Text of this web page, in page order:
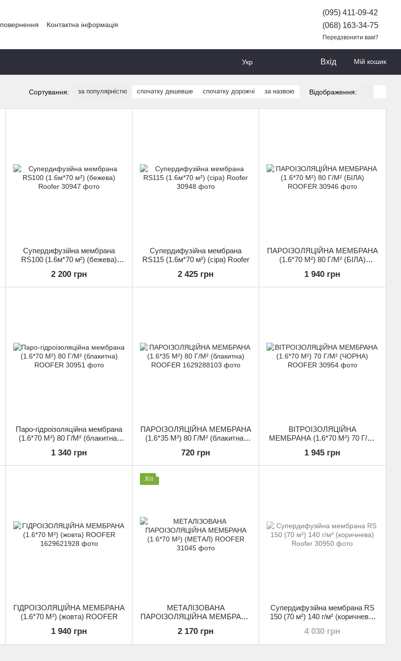
Контактна інформація
(095) 411-09-42
(068) 163-34-75
Передзвонити вам?
Укр Вхід Мій кошик
Сортування: за популярністю спочатку дешевше спочатку дорожчі за назвою Відображення:
Супердифузійна мембрана
RS100 (1.6м*70 м²) (бежева)
2 200 грн
Супердифузійна мембрана
RS115 (1.6м*70 м²) (сіра) Roofer
2 425 грн
ПАРОІЗОЛЯЦІЙНА МЕМБРАНА
(1.6*70 М²) 80 Г/М² (БІЛА)
1 940 грн
Паро-гідроізоляційна мембрана
(1.6*70 М²) 80 Г/М² (блакитна)
1 340 грн
ПАРОІЗОЛЯЦІЙНА МЕМБРАНА
(1.6*35 М²) 80 Г/М² (блакитна)
720 грн
ВІТРОІЗОЛЯЦІЙНА
МЕМБРАНА (1.6*70 М²) 70 Г/М²
1 945 грн
ГІДРОІЗОЛЯЦІЙНА МЕМБРАНА
(1.6*70 М²) (жовта) ROOFER
1 940 грн
Хіт
МЕТАЛІЗОВАНА
ПАРОІЗОЛЯЦІЙНА МЕМБРАНА
2 170 грн
Супердифузійна мембрана RS
150 (70 м²) 140 г/м² (коричнева)
4 030 грн